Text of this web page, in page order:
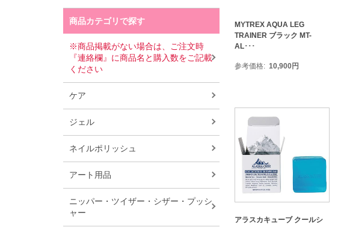
商品カテゴリで探す
※商品掲載がない場合は、ご注文時
『連絡欄』に商品名と購入数をご記載
ください
ケア
ジェル
ネイルポリッシュ
アート用品
ニッパー・ツイザー・シザー・プッシ
ャー
MYTREX AQUA LEG
TRAINER ブラック MT-
AL･･･
参考価格 10,900円
アラスカキューブ クールシ